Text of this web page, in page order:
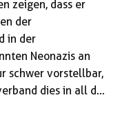
zeigen, dass er
der
in der
Neonazis an
schwer vorstellbar,
dies in all den